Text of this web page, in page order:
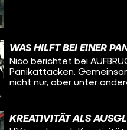
oder deine Freunde
Protagonisten findet ihr
Häusliche Gewalt gegen Frauen: https://hilfetelefon.de/
gegen Männer: https://maennerhilfetelefon.de/ Jeden zweiten Sonntag!
Ihr wollt nichts verpassen?
Schaut da mal rein: YouTube: https://www.youtube.com/funkofficial
WAS HILFT BEI EINER
Nico berichtet bei
Panikattacken.
nicht nur, aber unter
KREATIVITÄT ALS